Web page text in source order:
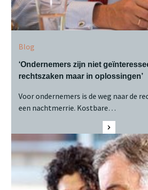
Blog
‘Ondernemers zijn niet
rechtszaken maar in oplossingen’
Voor ondernemers is de weg naar de
een nachtmerrie. Kostbare…